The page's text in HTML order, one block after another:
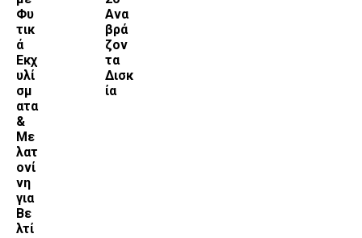
Φυ
τικ
ά
Εκχ
υλί
σμ
ατα
&
Με
λατ
ονί
νη
για
Βε
λτί
Ανα
βρά
ζον
τα
Δισκ
ία